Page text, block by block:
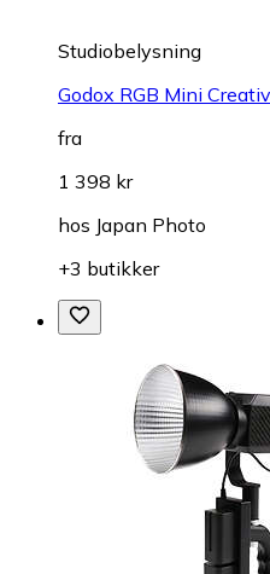
Studiobelysning
Godox RGB Mini
fra
1 398 kr
hos Japan Photo
+3 butikker